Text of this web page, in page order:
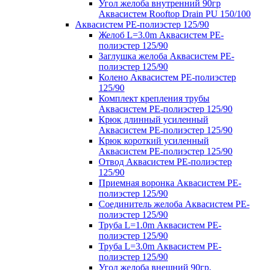
Угол желоба внутренний 90гр
Аквасистем Rooftop Drain PU 150/100
Аквасистем PE-полиэстер 125/90
Желоб L=3.0m Аквасистем PE-
полиэстер 125/90
Заглушка желоба Аквасистем PE-
полиэстер 125/90
Колено Аквасистем PE-полиэстер
125/90
Комплект крепления трубы
Аквасистем PE-полиэстер 125/90
Крюк длинный усиленный
Аквасистем PE-полиэстер 125/90
Крюк короткий усиленный
Аквасистем PE-полиэстер 125/90
Отвод Аквасистем РЕ-полиэстер
125/90
Приемная воронка Аквасистем PE-
полиэстер 125/90
Соединитель желоба Аквасистем PE-
полиэстер 125/90
Труба L=1.0m Аквасистем PE-
полиэстер 125/90
Труба L=3.0m Аквасистем PE-
полиэстер 125/90
Угол желоба внешний 90гр.